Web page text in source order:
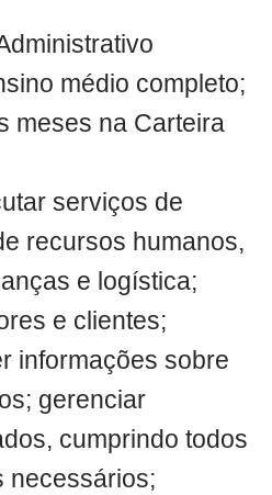
médio completo;
meses na Carteira
serviços de
recursos humanos,
e logística;
e clientes;
informações sobre
gerenciar
cumprindo todos
necessários;